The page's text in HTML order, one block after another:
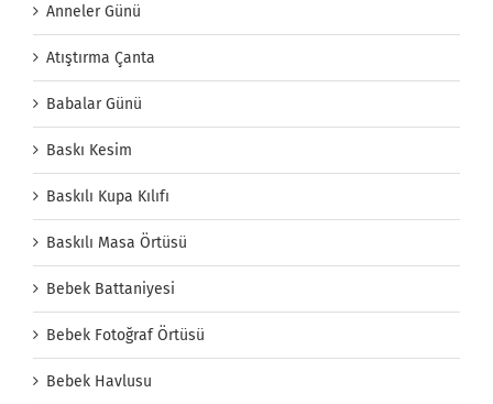
Anneler Günü
Atıştırma Çanta
Babalar Günü
Baskı Kesim
Baskılı Kupa Kılıfı
Baskılı Masa Örtüsü
Bebek Battaniyesi
Bebek Fotoğraf Örtüsü
Bebek Havlusu